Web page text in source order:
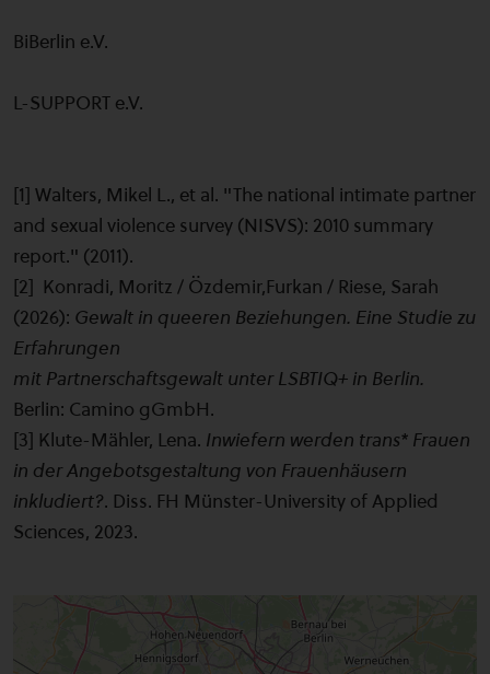
BiBerlin e.V.
L-SUPPORT e.V.
[1] Walters, Mikel L., et al. "The national intimate partner
and sexual violence survey (NISVS): 2010 summary
report." (2011).
[2] Konradi, Moritz / Özdemir,Furkan / Riese, Sarah
(2026): Gewalt in queeren Beziehungen. Eine Studie zu
Erfahrungen
mit Partnerschaftsgewalt unter LSBTIQ+ in Berlin.
Berlin: Camino gGmbH.
[3] Klute-Mähler, Lena. Inwiefern werden trans* Frauen
in der Angebotsgestaltung von Frauenhäusern
inkludiert?. Diss. FH Münster-University of Applied
Sciences, 2023.